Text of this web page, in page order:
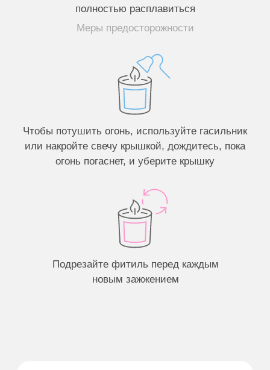
Вам могут понравиться
Нажимая кнопку «Подписаться», я соглашаюсь
Политики конфиденциальности
свечей ХАЙП
Подписаться
Создайте свою свечу →
Программа лояльности